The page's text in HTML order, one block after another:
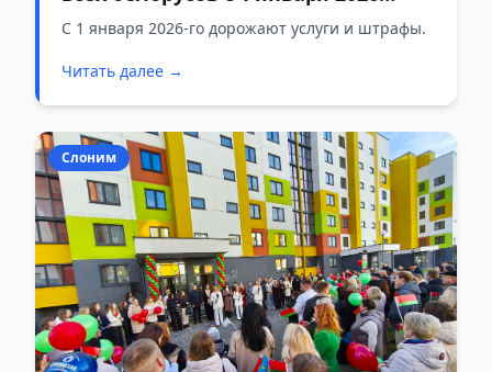
года: госпошлины, пособия и
С 1 января 2026-го дорожают услуги и штрафы.
Читать далее →
Слоним